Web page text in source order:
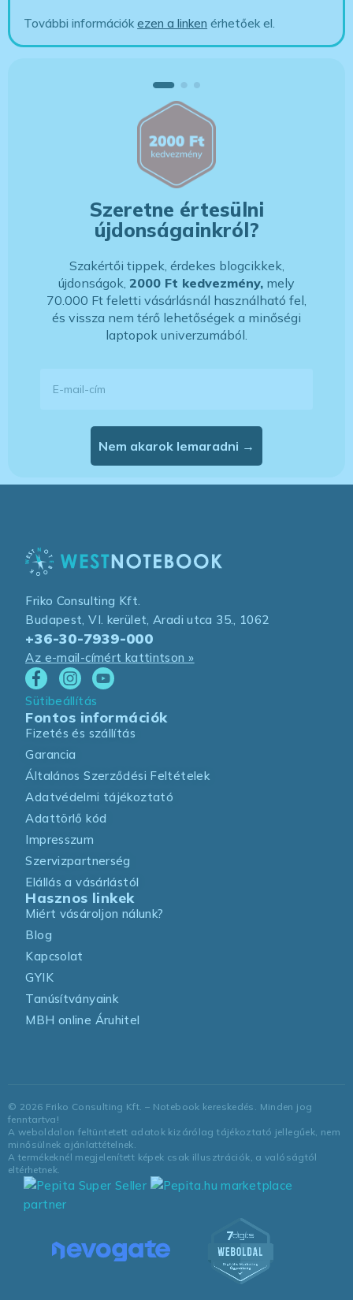
További információkezen a linken érhetőek el.
Szeretne értesülni
újdonságainkról?
Szakértői tippek, érdekes blogcikkek,
újdonságok, 2000 Ft kedvezmény, mely
70.000 Ft feletti vásárlásnál használható fel,
és vissza nem térő lehetőségek a minőségi
laptopok univerzumából.
Nem akarok lemaradni →
Friko Consulting Kft.
Budapest, VI. kerület, Aradi utca 35., 1062
+36-30-7939-000
Az e-mail-címért kattintson »
Sütibeállítás
Fontos információk
Fizetés és szállítás
Garancia
Általános Szerződési Feltételek
Adatvédelmi tájékoztató
Adattörlő kód
Impresszum
Szervizpartnerség
Elállás a vásárlástól
Hasznos linkek
Miért vásároljon nálunk?
Blog
Kapcsolat
GYIK
Tanúsítványaink
MBH online Áruhitel
© 2026 Friko Consulting Kft. – Notebook kereskedés. Minden jog
fenntartva!
A weboldalon feltüntetett adatok kizárólag tájékoztató jellegűek, nem
minősülnek ajánlattételnek.
A termékeknél megjelenített képek csak illusztrációk, a valóságtól
eltérhetnek.
marketplace
partner